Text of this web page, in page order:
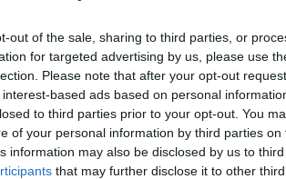
out of the sale, sharing to third parties, or
for targeted advertising by us, please use
Please note that after your opt-out
based ads based on personal
to third parties prior to your opt-out. You
of your personal information by third parties on
information may also be disclosed by us to
that may further disclose it to other third